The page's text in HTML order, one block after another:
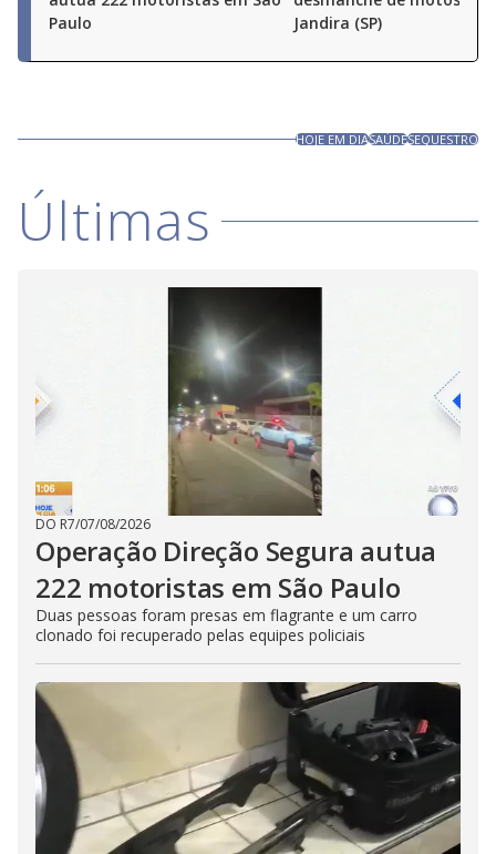
Paulo
Jandira (SP)
HOJE EM DIASAÚDESEQUESTRO
Últimas
DO R7/07/08/2026
Operação Direção Segura autua
222 motoristas em São Paulo
Duas pessoas foram presas em flagrante e um carro
clonado foi recuperado pelas equipes policiais